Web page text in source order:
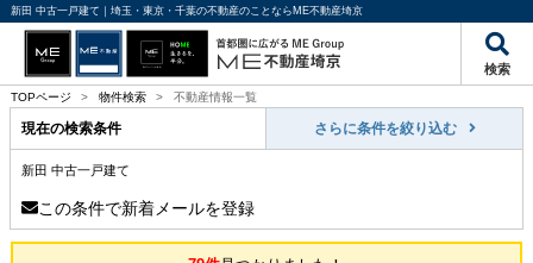
新田 中古一戸建て｜埼玉・東京・千葉の不動産のことならME不動産埼京
検索
TOPページ > 物件検索 > 不動産情報一覧
現在の検索条件 さらに条件を絞り込む
新田 中古一戸建て
この条件で新着メールを登録